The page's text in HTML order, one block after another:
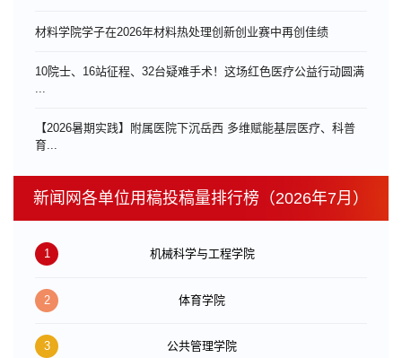
材料学院学子在2026年材料热处理创新创业赛中再创佳绩
10院士、16站征程、32台疑难手术！这场红色医疗公益行动圆满
【2026暑期实践】附属医院下沉岳西 多维赋能基层医疗、科普
育...
新闻网各单位用稿投稿量排行榜（2026年7月）
1 机械科学与工程学院
2 体育学院
3 公共管理学院